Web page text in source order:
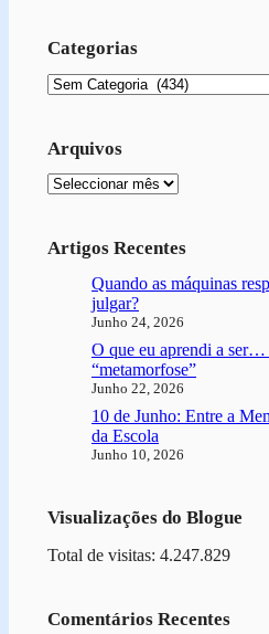
Categorias
Categorias
Arquivos
Arquivo
Artigos Recentes
Quando as máquinas
julgar?
Junho 24, 2026
O que eu aprendi a ser…
“metamorfose”
Junho 22, 2026
10 de Junho: Entre a
da Escola
Junho 10, 2026
Visualizações do Blogue
Total de visitas: 4.247.829
Comentários Recentes